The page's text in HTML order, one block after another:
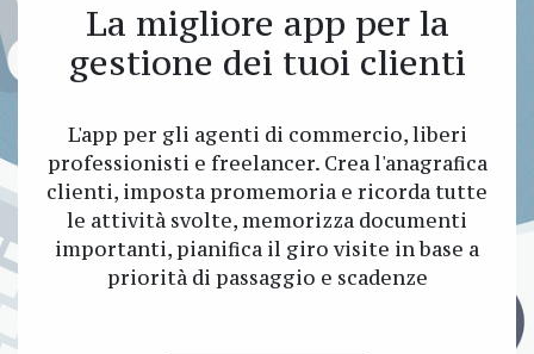
La migliore app per la
gestione dei tuoi clienti
L'app per gli agenti di commercio, liberi
professionisti e freelancer. Crea l'anagrafica
clienti, imposta promemoria e ricorda tutte
le attività svolte, memorizza documenti
importanti, pianifica il giro visite in base a
priorità di passaggio e scadenze